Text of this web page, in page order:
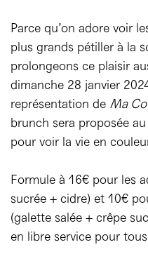
Parce qu’on adore voir
plus grands pétiller à la
prolongeons ce plaisir
dimanche 28 janvier
représentation de Ma
brunch sera proposée
pour voir la vie en
Formule à 16€ pour les
sucrée + cidre) et 10€
(galette salée + crêpe
en libre service pour